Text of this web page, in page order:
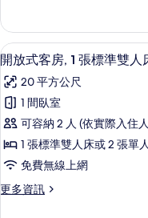
有
相
片
1
間
臥
室
的
詳
情
顯
示
開
放
式
客
1
7
開放式客房, 1 張標準雙
20 平方公尺
1 間臥室
可容納 2 人 (依實際入住
1 張標準雙人床或 2 張單
免費無線上網
更多資訊
更